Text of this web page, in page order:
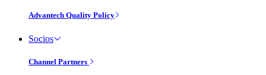
Advantech Quality Policy
Socios
Channel Partners